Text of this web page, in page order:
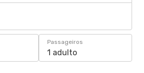
Passageiros
1 adulto